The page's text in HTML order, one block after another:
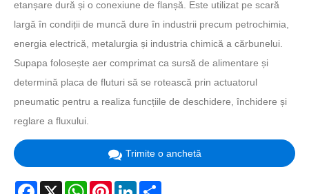
etanșare dură și o conexiune de flanșă. Este utilizat pe scară
largă în condiții de muncă dure în industrii precum petrochimia,
energia electrică, metalurgia și industria chimică a cărbunelui.
Supapa folosește aer comprimat ca sursă de alimentare și
determină placa de fluturi să se rotească prin actuatorul
pneumatic pentru a realiza funcțiile de deschidere, închidere și
reglare a fluxului.
Trimite o anchetă
Facebook
X WhatsAppPinterestLinkedIn